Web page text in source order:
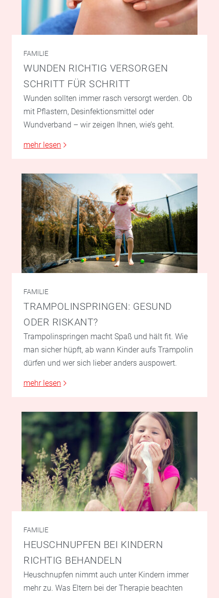
FAMILIE
WUNDEN RICHTIG VERSORGEN
SCHRITT FÜR SCHRITT
Wunden sollten immer rasch versorgt werden. Ob
mit Pflastern, Desinfektionsmittel oder
Wundverband – wir zeigen Ihnen, wie’s geht.
mehr lesen
FAMILIE
TRAMPOLINSPRINGEN: GESUND
ODER RISKANT?
Trampolinspringen macht Spaß und hält fit. Wie
man sicher hüpft, ab wann Kinder aufs Trampolin
dürfen und wer sich lieber anders auspowert.
mehr lesen
FAMILIE
HEUSCHNUPFEN BEI KINDERN
RICHTIG BEHANDELN
Heuschnupfen nimmt auch unter Kindern immer
mehr zu. Was Eltern bei der Therapie beachten